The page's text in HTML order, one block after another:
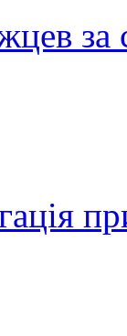
за